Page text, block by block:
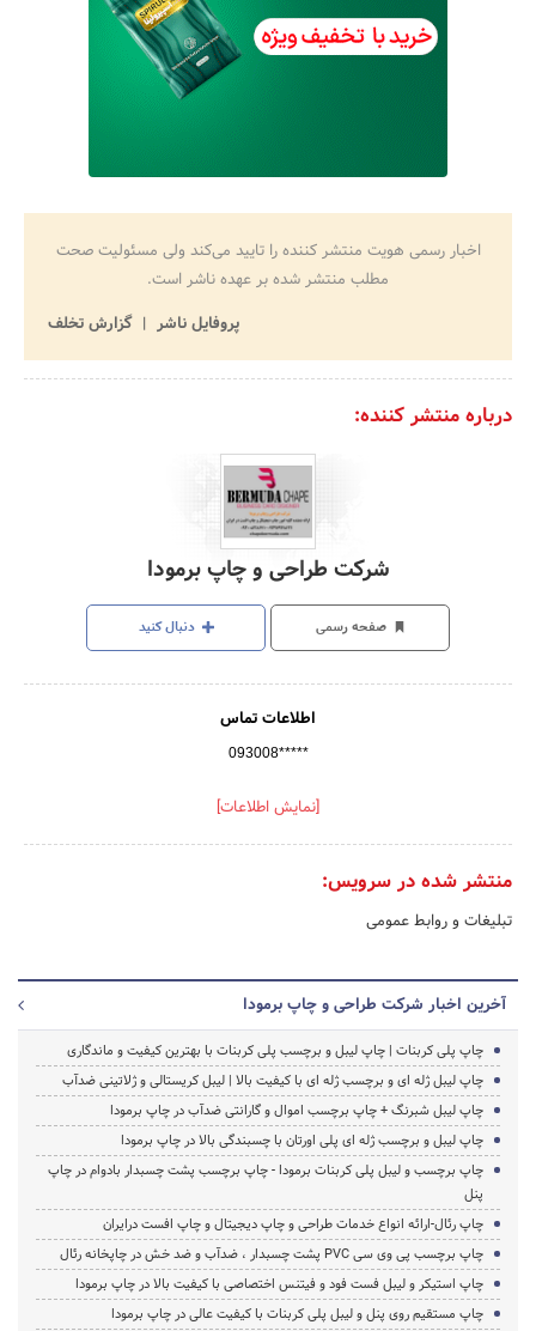
اخبار رسمی هویت منتشر کننده را تایید می‌کند ولی مسئولیت صحت
مطلب منتشر شده بر عهده ناشر است.
پروفایل ناشر
گزارش تخلف
درباره منتشر کننده:
شرکت طراحی و چاپ برمودا
صفحه رسمی دنبال کنید
اطلاعات تماس
093008*****
[نمایش اطلاعات]
منتشر شده در سرویس:
تبلیغات و روابط عمومی
آخرین اخبار شرکت طراحی و چاپ برمودا
چاپ پلی کربنات | چاپ لیبل و برچسب پلی کربنات با بهترین کیفیت و ماندگاری
چاپ لیبل ژله ای و برچسب ژله ای با کیفیت بالا | لیبل کریستالی و ژلاتینی ضدآب
چاپ لیبل شبرنگ + چاپ برچسب اموال و گارانتی ضدآب در چاپ برمودا
چاپ لیبل و برچسب ژله ای پلی اورتان با چسبندگی بالا در چاپ برمودا
چاپ برچسب و لیبل پلی کربنات برمودا - چاپ برچسب پشت چسبدار بادوام در چاپ
پنل
چاپ رئال-ارائه انواع خدمات طراحی و چاپ دیجیتال و چاپ افست درایران
چاپ برچسب پی وی سی PVC پشت چسبدار ، ضدآب و ضد خش در چاپخانه رئال
چاپ استیکر و لیبل فست فود و فیتنس اختصاصی با کیفیت بالا در چاپ برمودا
چاپ مستقیم روی پنل و لیبل پلی کربنات با کیفیت عالی در چاپ برمودا